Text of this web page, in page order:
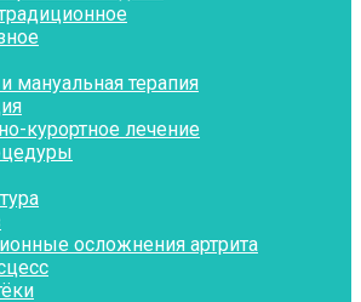
мануальная терапия
курортное лечение
осложнения артрита